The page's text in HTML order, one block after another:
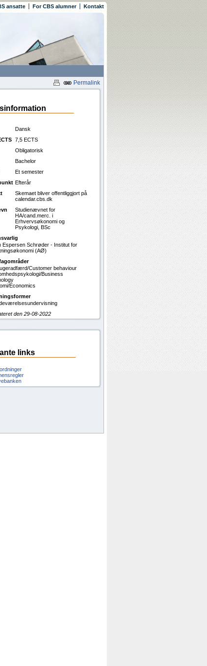
ansatte For CBS alumner Kontakt
Permalink
Dansk
7,5 ECTS
Obligatorisk
Bachelor
Et semester
Efterår
Skemaet bliver offentliggjort på
calendar.cbs.dk
Studienævnet for
HA/cand.merc. i
Erhvervsøkonomi og
Psykologi, BSc
Espersen Schrøder - Institut for
(AØ)
Customer behaviour
Business
Economics
den 29-08-2022
links